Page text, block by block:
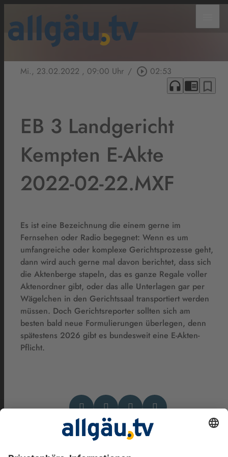
Mi., 23.02.2022 , 09:00 Uhr / play_circle_outline 02:53
headphones chrome_reader_mode bookmark_border
EB 3 Landgericht
Kempten E-Akte
2022-02-22.MXF
Es ist eine Bezeichnung die einem gerne im
Fernsehen oder Radio begegnet: Wenn es um
umfangreiche oder komplexe Gerichtsprozesse geht,
dann wird auch gerne mal davon berichtet, dass sich
die Aktenberge stapeln, das es ganze Regale voller
Aktenordner gibt, oder das alle Unterlagen gar per
Wägelchen in den Gerichtssaal transportiert werden
müssen. Doch Gerichtsreporter sollten sich am
besten bald neue Formulierungen überlegen, denn
spätestens 2026 gibt es bundesweit eine E-Akten-
Pflicht.